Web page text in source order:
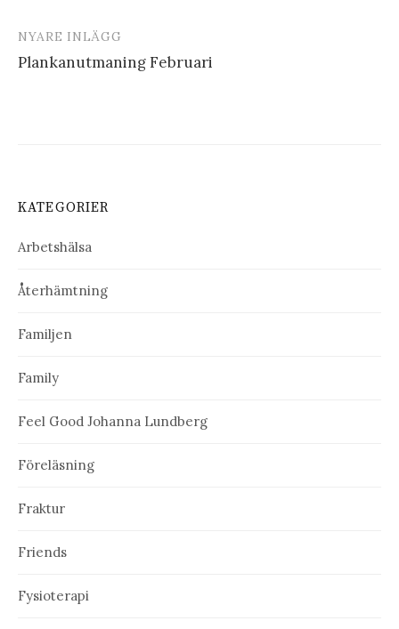
NYARE INLÄGG
Plankanutmaning Februari
KATEGORIER
Arbetshälsa
Återhämtning
Familjen
Family
Feel Good Johanna Lundberg
Föreläsning
Fraktur
Friends
Fysioterapi